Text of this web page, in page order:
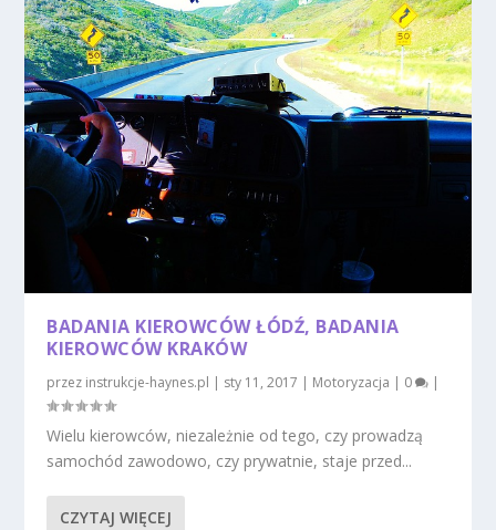
BADANIA KIEROWCÓW ŁÓDŹ, BADANIA
KIEROWCÓW KRAKÓW
przez instrukcje-haynes.pl | sty 11, 2017 | Motoryzacja | 0 |
Wielu kierowców, niezależnie od tego, czy prowadzą
samochód zawodowo, czy prywatnie, staje przed...
CZYTAJ WIĘCEJ